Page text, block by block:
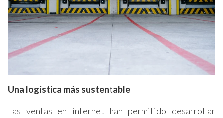
Una logística más sustentable
Las ventas en internet han permitido desarrollar